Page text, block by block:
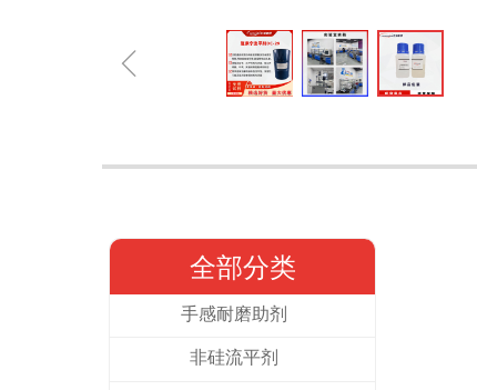
全部分类
手感耐磨助剂
非硅流平剂
ꁆ